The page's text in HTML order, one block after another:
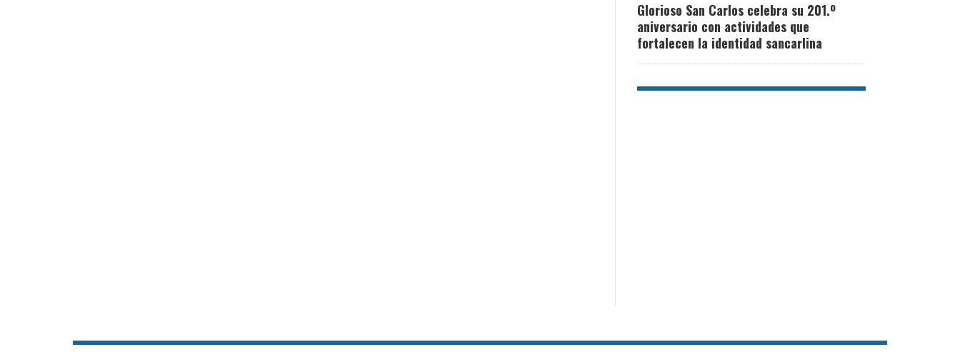
Glorioso San Carlos celebra su 201.º
aniversario con actividades que
fortalecen la identidad sancarlina